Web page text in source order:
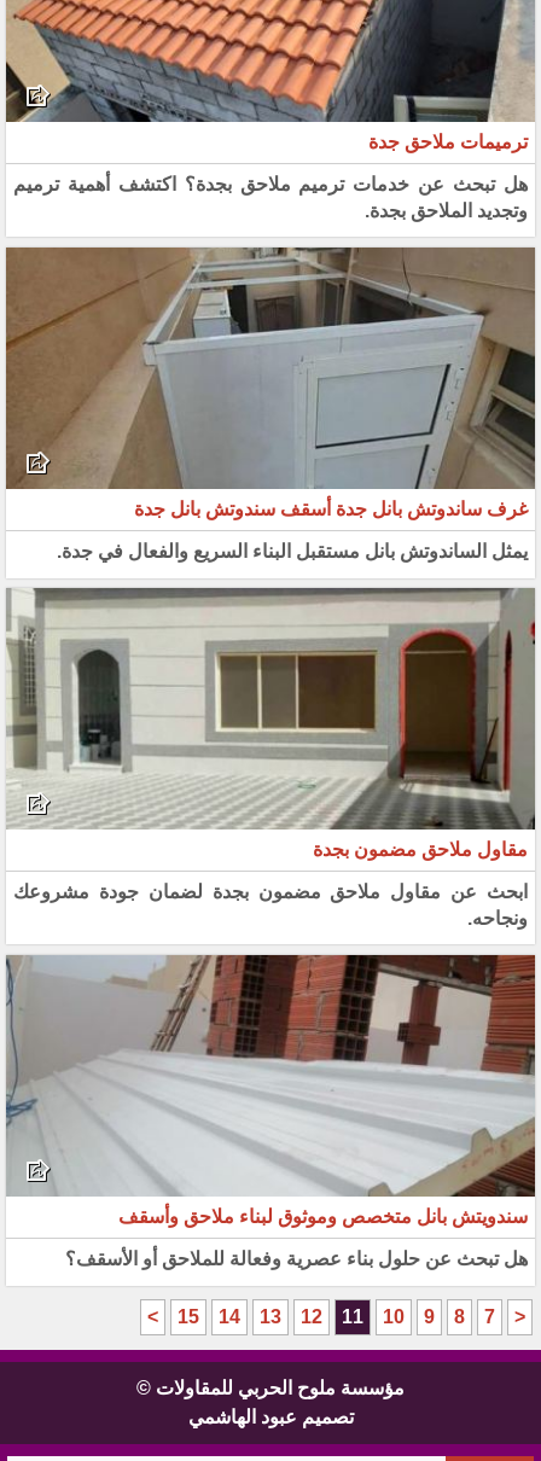
ترميمات ملاحق جدة
هل تبحث عن خدمات ترميم ملاحق بجدة؟ اكتشف أهمية ترميم
وتجديد الملاحق بجدة.
غرف ساندوتش بانل جدة أسقف سندوتش بانل جدة
يمثل الساندوتش بانل مستقبل البناء السريع والفعال في جدة.
مقاول ملاحق مضمون بجدة
ابحث عن مقاول ملاحق مضمون بجدة لضمان جودة مشروعك
ونجاحه.
سندويتش بانل متخصص وموثوق لبناء ملاحق وأسقف
هل تبحث عن حلول بناء عصرية وفعالة للملاحق أو الأسقف؟
<
7
8
9
10
11
12
13
14
15
>
مؤسسة ملوح الحربي للمقاولات ©
تصميم عبود الهاشمي